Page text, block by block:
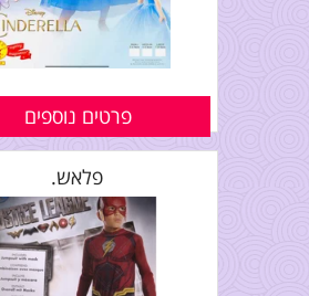
פרטים נוספים
פלאש.